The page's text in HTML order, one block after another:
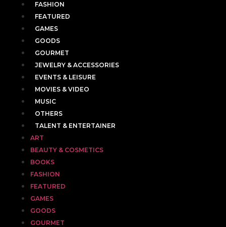
FASHION
FEATURED
GAMES
GOODS
GOURMET
JEWELRY & ACCESSORIES
EVENTS & LEISURE
MOVIES & VIDEO
MUSIC
OTHERS
TALENT & ENTERTAINER
ART
BEAUTY & COSMETICS
BOOKS
FASHION
FEATURED
GAMES
GOODS
GOURMET